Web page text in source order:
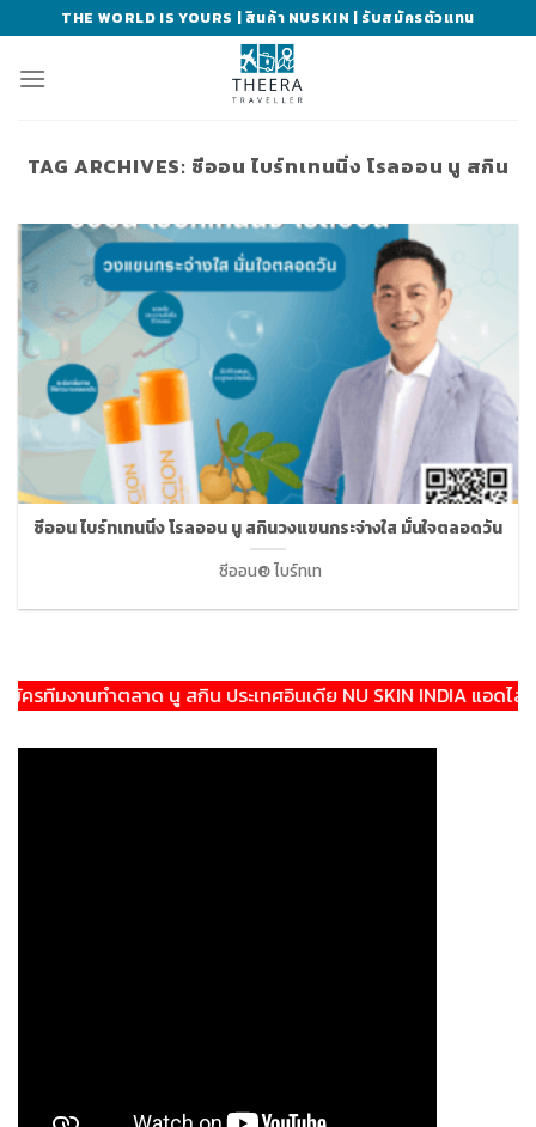
to
content
THE WORLD IS YOURS | สินค้า NUSKIN | รับสมัครตัวแทน
TAG ARCHIVES: ซีออน ไบร์ทเทนนิ่ง โรลออน นู สกิน
ซีออน ไบร์ทเทนนิ่ง โรลออน นู สกินวงแขนกระจ่างใส มั่นใจตลอดวัน
ซีออน® ไบร์ทเท
มงานทำตลาด นู สกิน ประเทศอินเดีย NU SKIN INDIA แอดไลน์